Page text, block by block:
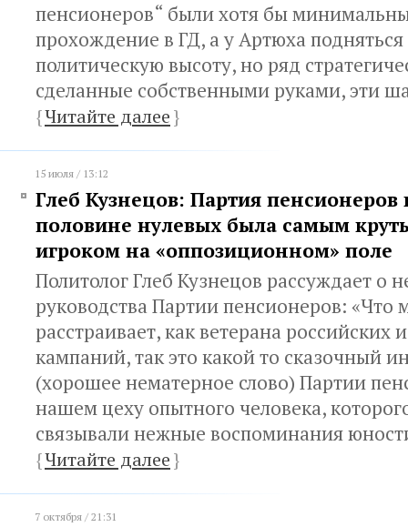
пенсионеров“ были хотя бы
прохождение в ГД, а у Артюха
политическую высоту, но ряд
сделанные собственными руками, эти
{Читайте далее}
15 июля / 13:12
Глеб Кузнецов: Партия пенсионеров
половине нулевых была самым
игроком на «оппозиционном» поле
Политолог Глеб Кузнецов рассуждает о
руководства Партии пенсионеров: «Что
расстраивает, как ветерана российских
кампаний, так это какой то сказочный
(хорошее нематерное слово) Партии
нашем цеху опытного человека,
связывали нежные воспоминания
{Читайте далее}
7 октября / 21:31